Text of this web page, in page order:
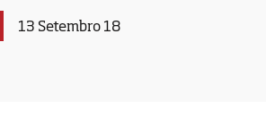
13 Setembro 18